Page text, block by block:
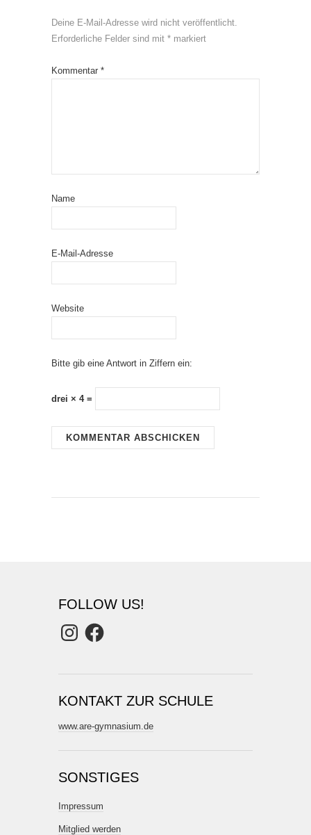
Deine E-Mail-Adresse wird nicht veröffentlicht.
Erforderliche Felder sind mit * markiert
Kommentar *
Name
E-Mail-Adresse
Website
Bitte gib eine Antwort in Ziffern ein:
drei × 4 =
FOLLOW US!
InstagramFacebook
KONTAKT ZUR SCHULE
www.are-gymnasium.de
SONSTIGES
Impressum
Mitglied werden